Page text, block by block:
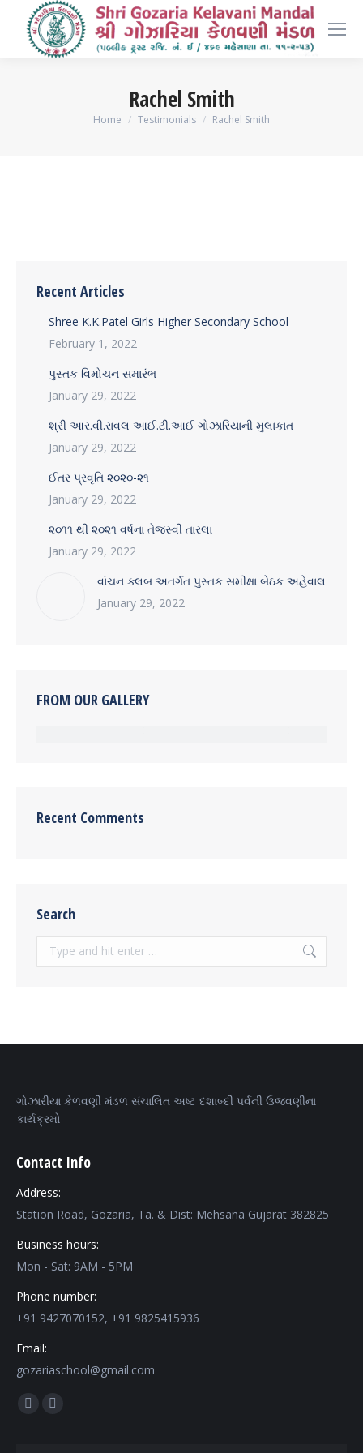
Rachel Smith
You are here:
Home Testimonials Rachel Smith
Recent Articles
Shree K.K.Patel Girls Higher Secondary School
February 1, 2022
પુસ્તક વિમોચન સમારંભ
January 29, 2022
શ્રી આર.વી.રાવલ આઈ.ટી.આઈ ગોઝારિયાની મુલાકાત
January 29, 2022
ઈતર પ્રવૃતિ ૨૦૨૦-૨૧
January 29, 2022
૨૦૧૧ થી ૨૦૨૧ વર્ષના તેજસ્વી તારલા
January 29, 2022
વાંચન ક્લબ અતર્ગત પુસ્તક સમીક્ષા બેઠક અહેવાલ
January 29, 2022
FROM OUR GALLERY
Recent Comments
Search
Search:
ગોઝારીયા કેળવણી મંડળ સંચાલિત અષ્ટ દશાબ્દી પર્વની ઉજવણીના
કાર્યક્રમો
Contact Info
Address:
Station Road, Gozaria, Ta. & Dist: Mehsana Gujarat 382825
Business hours:
Mon - Sat: 9AM - 5PM
Phone number:
+91 9427070152, +91 9825415936
Email:
gozariaschool@gmail.com
Find us on:
Facebook
Mail